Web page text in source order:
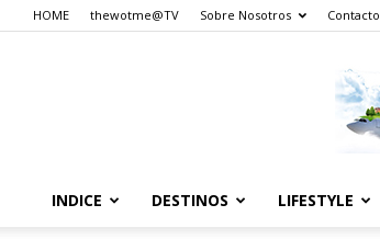
HOME thewotme@TV Sobre Nosotros Contacto
INDICE DESTINOS LIFESTYLE